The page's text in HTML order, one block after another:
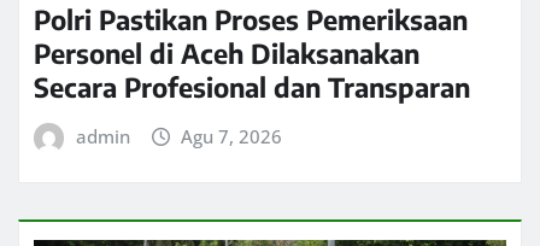
Polri Pastikan Proses Pemeriksaan
Personel di Aceh Dilaksanakan
Secara Profesional dan Transparan
admin Agu 7, 2026